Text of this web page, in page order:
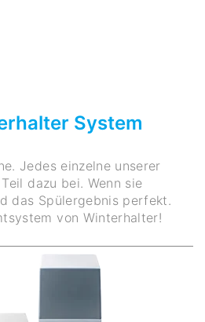
System
Jedes einzelne unserer
dazu bei. Wenn sie
das Spülergebnis perfekt.
von Winterhalter!